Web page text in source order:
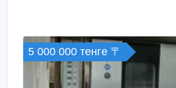
5 000 000 тенге 〒